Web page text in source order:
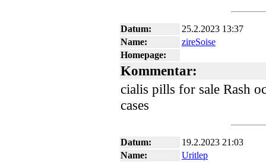
Datum:
25.2.2023 13:37
Name:
zireSoise
Homepage:
Kommentar:
cialis pills for sale Rash
cases
Datum:
19.2.2023 21:03
Name:
Uritlep